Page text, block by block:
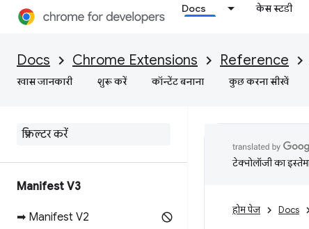
Docs केस स्टडी
Docs Chrome Extensions Reference
खास जानकारी शुरू करें कॉन्टेंट बनाना कुछ करना सीखें
Manifest V3
➡ Manifest V2
टेक्नोलॉजी का
होम पेज Docs